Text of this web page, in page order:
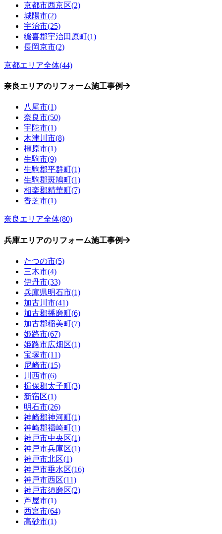
京都市西京区(2)
城陽市(2)
宇治市(25)
綴喜郡宇治田原町(1)
長岡京市(2)
京都エリア全体(44)
奈良エリアのリフォーム施工事例
八尾市(1)
奈良市(50)
宇陀市(1)
木津川市(8)
橿原市(1)
生駒市(9)
生駒郡平群町(1)
生駒郡斑鳩町(1)
相楽郡精華町(7)
香芝市(1)
奈良エリア全体(80)
兵庫エリアのリフォーム施工事例
たつの市(5)
三木市(4)
伊丹市(33)
兵庫県明石市(1)
加古川市(41)
加古郡播磨町(6)
加古郡稲美町(7)
姫路市(67)
姫路市広畑区(1)
宝塚市(11)
尼崎市(15)
川西市(6)
揖保郡太子町(3)
新宿区(1)
明石市(26)
神崎郡神河町(1)
神崎郡福崎町(1)
神戸市中央区(1)
神戸市兵庫区(1)
神戸市北区(1)
神戸市垂水区(16)
神戸市西区(11)
神戸市須磨区(2)
芦屋市(1)
西宮市(64)
高砂市(1)